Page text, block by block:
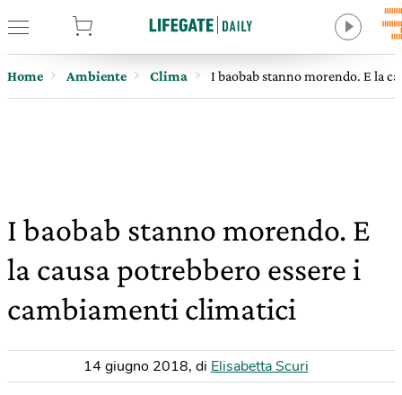
Home Ambiente Clima I baobab stanno morendo. E la
I baobab stanno morendo. E
la causa potrebbero essere i
cambiamenti climatici
14 giugno 2018, di Elisabetta Scuri